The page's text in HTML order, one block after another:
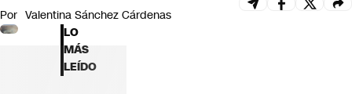
Por Valentina Sánchez Cárdenas
LO
MÁS
LEÍDO